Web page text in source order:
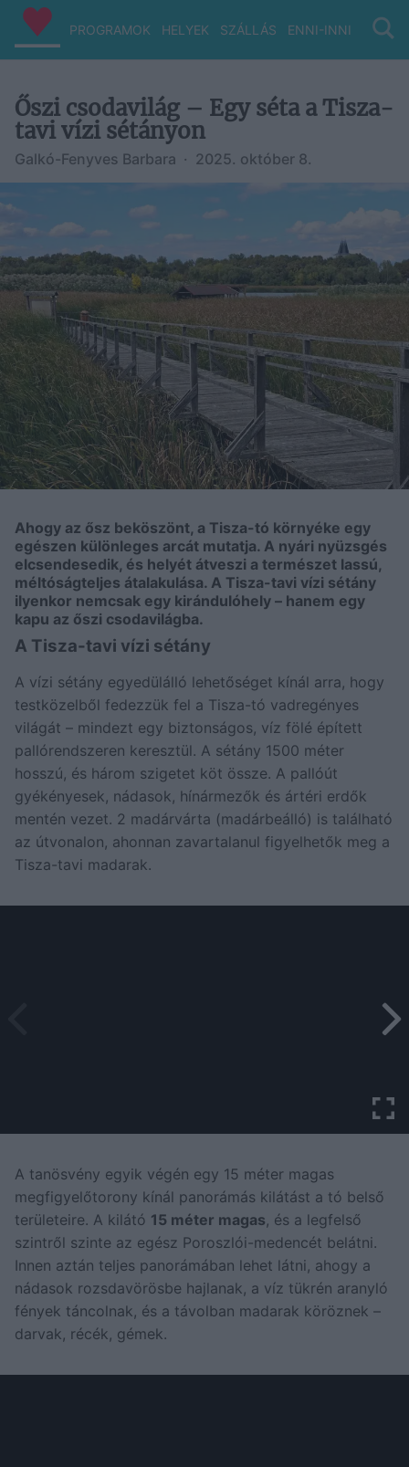
PROGRAMOK HELYEK SZÁLLÁS ENNI-INNI VIZ/
Őszi csodavilág – Egy séta a Tisza-
tavi vízi sétányon
Galkó-Fenyves Barbara · 2025. október 8.
Ahogy az ősz beköszönt, a Tisza-tó környéke egy
egészen különleges arcát mutatja. A nyári nyüzsgés
elcsendesedik, és helyét átveszi a természet lassú,
méltóságteljes átalakulása. A Tisza-tavi vízi sétány
ilyenkor nemcsak egy kirándulóhely – hanem egy
kapu az őszi csodavilágba.
A Tisza-tavi vízi sétány
A vízi sétány egyedülálló lehetőséget kínál arra, hogy
testközelből fedezzük fel a Tisza-tó vadregényes
világát – mindezt egy biztonságos, víz fölé épített
pallórendszeren keresztül. A sétány 1500 méter
hosszú, és három szigetet köt össze. A pallóút
gyékényesek, nádasok, hínármezők és ártéri erdők
mentén vezet. 2 madárvárta (madárbeálló) is található
az útvonalon, ahonnan zavartalanul figyelhetők meg a
Tisza-tavi madarak.
A tanösvény egyik végén egy 15 méter magas
megfigyelőtorony kínál panorámás kilátást a tó belső
területeire. A kilátó 15 méter magas, és a legfelső
szintről szinte az egész Poroszlói-medencét belátni.
Innen aztán teljes panorámában lehet látni, ahogy a
nádasok rozsdavörösbe hajlanak, a víz tükrén aranyló
fények táncolnak, és a távolban madarak köröznek –
darvak, récék, gémek.